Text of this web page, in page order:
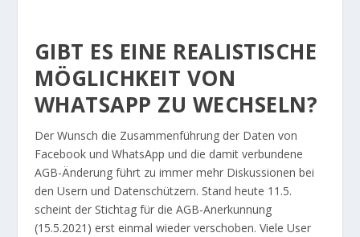
GIBT ES EINE REALISTISCHE
MÖGLICHKEIT VON
WHATSAPP ZU WECHSELN?
Der Wunsch die Zusammenführung der Daten von
Facebook und WhatsApp und die damit verbundene
AGB-Änderung führt zu immer mehr Diskussionen bei
den Usern und Datenschützern. Stand heute 11.5.
scheint der Stichtag für die AGB-Anerkunnung
(15.5.2021) erst einmal wieder verschoben. Viele User